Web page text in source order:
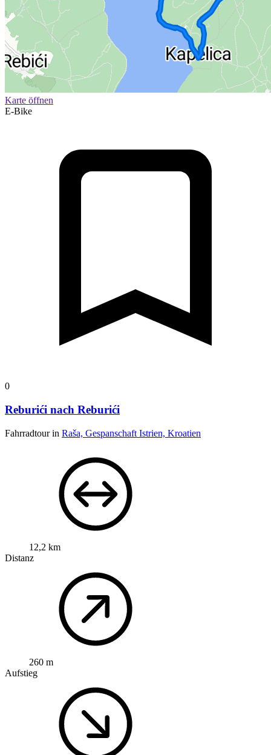
Karte öffnen
E-Bike
0
Reburići nach Reburići
Fahrradtour in Raša, Gespanschaft Istrien, Kroatien
12,2 km
Distanz
260 m
Aufstieg